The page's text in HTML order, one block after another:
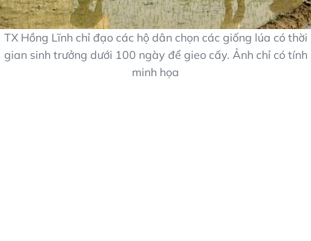
TX Hồng Lĩnh chỉ đạo các hộ dân chọn các giống lúa có thời
gian sinh trưởng dưới 100 ngày để gieo cấy. Ảnh chỉ có tính
minh họa